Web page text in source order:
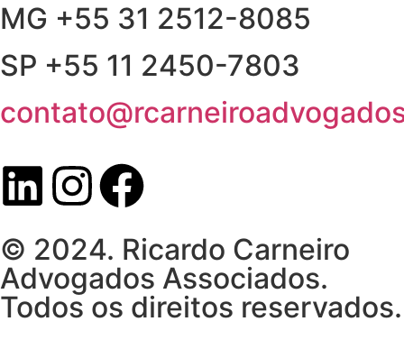
MG +55 31 2512-8085
SP +55 11 2450-7803
© 2024. Ricardo Carneiro
Advogados Associados.
Todos os direitos reservados.